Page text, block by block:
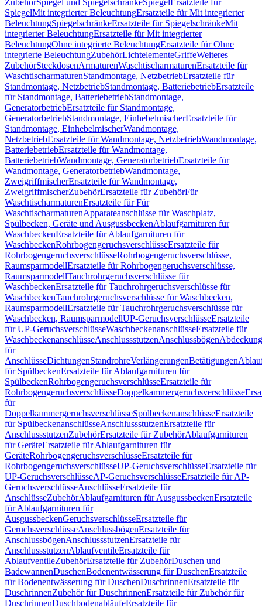
ZubehörSpiegel und SpiegelschränkeSpiegel Ersatzteile für
SpiegelMit integrierter BeleuchtungErsatzteile für Mit integrierter
BeleuchtungSpiegelschränkeErsatzteile für SpiegelschränkeMit
integrierter BeleuchtungErsatzteile für Mit integrierter
BeleuchtungOhne integrierte BeleuchtungErsatzteile für Ohne
integrierte BeleuchtungZubehörLichtelementeGriffeWeiteres
ZubehörSteckdosenArmaturenWaschtischarmaturenErsatzteile für
WaschtischarmaturenStandmontage, NetzbetriebErsatzteile für
Standmontage, NetzbetriebStandmontage, BatteriebetriebErsatzteile
für Standmontage, BatteriebetriebStandmontage,
GeneratorbetriebErsatzteile für Standmontage,
GeneratorbetriebStandmontage, EinhebelmischerErsatzteile für
Standmontage, EinhebelmischerWandmontage,
NetzbetriebErsatzteile für Wandmontage, NetzbetriebWandmontage,
BatteriebetriebErsatzteile für Wandmontage,
BatteriebetriebWandmontage, GeneratorbetriebErsatzteile für
Wandmontage, GeneratorbetriebWandmontage,
ZweigriffmischerErsatzteile für Wandmontage,
ZweigriffmischerZubehörErsatzteile für ZubehörFür
WaschtischarmaturenErsatzteile für Für
WaschtischarmaturenApparateanschlüsse für Waschplatz,
Spülbecken, Geräte und AusgussbeckenAblaufgarnituren für
WaschbeckenErsatzteile für Ablaufgarnituren für
WaschbeckenRohrbogengeruchsverschlüsseErsatzteile für
RohrbogengeruchsverschlüsseRohrbogengeruchsverschlüsse,
RaumsparmodellErsatzteile für Rohrbogengeruchsverschlüsse,
RaumsparmodellTauchrohrgeruchsverschlüsse für
WaschbeckenErsatzteile für Tauchrohrgeruchsverschlüsse für
WaschbeckenTauchrohrgeruchsverschlüsse für Waschbecken,
RaumsparmodellErsatzteile für Tauchrohrgeruchsverschlüsse für
Waschbecken, RaumsparmodellUP-GeruchsverschlüsseErsatzteile
für UP-GeruchsverschlüsseWaschbeckenanschlüsseErsatzteile für
WaschbeckenanschlüsseAnschlussstutzenAnschlussbögen
für
AnschlüsseDichtungenStandrohreVerlängerungenBetätigungen
für SpülbeckenErsatzteile für Ablaufgarnituren für
SpülbeckenRohrbogengeruchsverschlüsseErsatzteile für
RohrbogengeruchsverschlüsseDoppelkammergeruchsverschlüsse
für
DoppelkammergeruchsverschlüsseSpülbeckenanschlüsseErsatzteile
für SpülbeckenanschlüsseAnschlussstutzenErsatzteile für
AnschlussstutzenZubehörErsatzteile für ZubehörAblaufgarnituren
für GeräteErsatzteile für Ablaufgarnituren für
GeräteRohrbogengeruchsverschlüsseErsatzteile für
RohrbogengeruchsverschlüsseUP-GeruchsverschlüsseErsatzteile für
UP-GeruchsverschlüsseAP-GeruchsverschlüsseErsatzteile für AP-
GeruchsverschlüsseAnschlüsseErsatzteile für
AnschlüsseZubehörAblaufgarnituren für AusgussbeckenErsatzteile
für Ablaufgarnituren für
AusgussbeckenGeruchsverschlüsseErsatzteile für
GeruchsverschlüsseAnschlussbögenErsatzteile für
AnschlussbögenAnschlussstutzenErsatzteile für
AnschlussstutzenAblaufventileErsatzteile für
AblaufventileZubehörErsatzteile für ZubehörDuschen und
BadewannenDuschenBodenentwässerung für DuschenErsatzteile
für Bodenentwässerung für DuschenDuschrinnenErsatzteile für
DuschrinnenZubehör für DuschrinnenErsatzteile für Zubehör für
DuschrinnenDuschbodenabläufeErsatzteile für